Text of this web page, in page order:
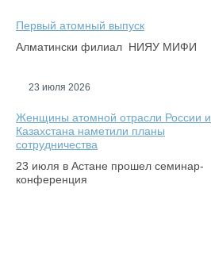
Первый атомный выпуск
Алматински филиал НИЯУ МИФИ
23 июля 2026
Женщины атомной отрасли России и
Казахстана наметили планы
сотрудничества
23 июля в Астане прошел семинар-
конференция